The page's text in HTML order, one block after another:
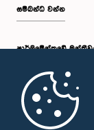
සම්බන්ධ වන්න
පාර්ලි‌මේන්තුවේ
මුල් පිටුව